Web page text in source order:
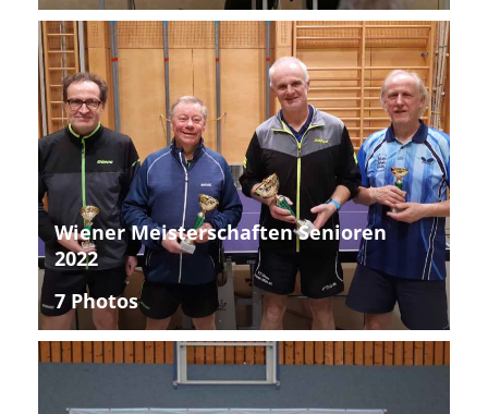
Wiener Meisterschaften Senioren
2022
7 Photos